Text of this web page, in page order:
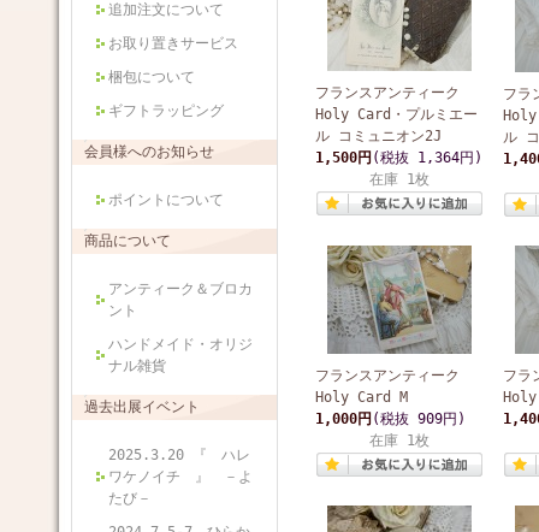
追加注文について
お取り置きサービス
梱包について
ギフトラッピング
会員様へのお知らせ
ポイントについて
商品について
アンティーク＆ブロカ
ント
ハンドメイド・オリジ
ナル雑貨
過去出展イベント
2025.3.20 『 ハレ
ワケノイチ 』 －よ
たび－
フランスアンティーク
Holy Card・プルミエー
ル コミュニオン2J
1,500円 (税抜 1,364円)
在庫 1枚
フラ
Holy
ル
フランスアンティーク
Holy Card M
1,000円 (税抜 909円)
在庫 1枚
フラ